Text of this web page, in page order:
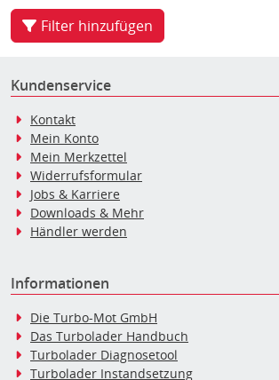
Filter hinzufügen
Kundenservice
Kontakt
Mein Konto
Mein Merkzettel
Widerrufsformular
Jobs & Karriere
Downloads & Mehr
Händler werden
Informationen
Die Turbo-Mot GmbH
Das Turbolader Handbuch
Turbolader Diagnosetool
Turbolader Instandsetzung